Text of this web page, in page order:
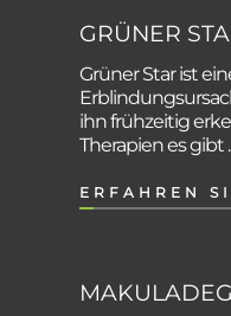
GRÜNER
Grüner Star ist
ihn frühzeitig
Therapien es gibt
ERFAHREN